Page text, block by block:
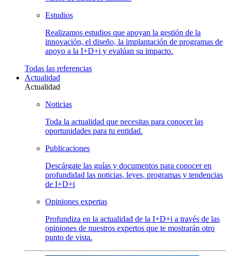
Estudios
Realizamos estudios que apoyan la gestión de la
innovación, el diseño, la implantación de programas de
apoyo a la I+D+i y evalúan su impacto.
Todas las referencias
Actualidad
Actualidad
Noticias
Toda la actualidad que necesitas para conocer las
oportunidades para tu entidad.
Publicaciones
Descárgate las guías y documentos para conocer en
profundidad las noticias, leyes, programas y tendencias
de I+D+i
Opiniones expertas
Profundiza en la actualidad de la I+D+i a través de las
opiniones de nuestros expertos que te mostrarán otro
punto de vista.